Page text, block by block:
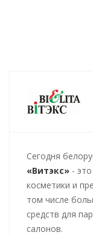
Cегодня
«Витэкс» -
косметики и
том числе
средств для
салонов.